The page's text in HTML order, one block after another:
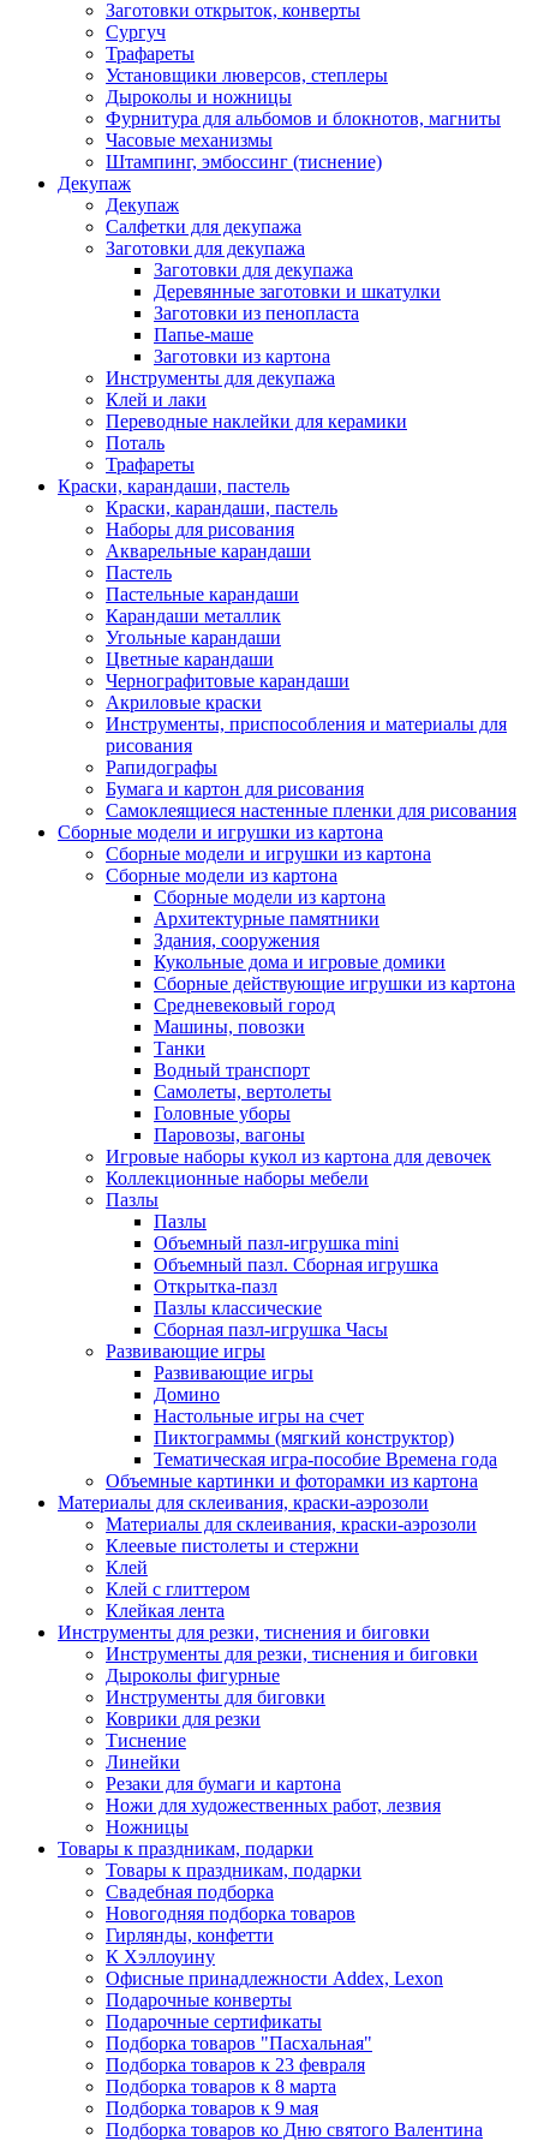
Заготовки открыток, конверты
Сургуч
Трафареты
Установщики люверсов, степлеры
Дыроколы и ножницы
Фурнитура для альбомов и блокнотов, магниты
Часовые механизмы
Штампинг, эмбоссинг (тиснение)
Декупаж
Декупаж
Салфетки для декупажа
Заготовки для декупажа
Заготовки для декупажа
Деревянные заготовки и шкатулки
Заготовки из пенопласта
Папье-маше
Заготовки из картона
Инструменты для декупажа
Клей и лаки
Переводные наклейки для керамики
Поталь
Трафареты
Краски, карандаши, пастель
Краски, карандаши, пастель
Наборы для рисования
Акварельные карандаши
Пастель
Пастельные карандаши
Карандаши металлик
Угольные карандаши
Цветные карандаши
Чернографитовые карандаши
Акриловые краски
Инструменты, приспособления и материалы для
рисования
Рапидографы
Бумага и картон для рисования
Самоклеящиеся настенные пленки для рисования
Сборные модели и игрушки из картона
Сборные модели и игрушки из картона
Сборные модели из картона
Сборные модели из картона
Архитектурные памятники
Здания, сооружения
Кукольные дома и игровые домики
Сборные действующие игрушки из картона
Средневековый город
Машины, повозки
Танки
Водный транспорт
Самолеты, вертолеты
Головные уборы
Паровозы, вагоны
Игровые наборы кукол из картона для девочек
Коллекционные наборы мебели
Пазлы
Пазлы
Объемный пазл-игрушка mini
Объемный пазл. Сборная игрушка
Открытка-пазл
Пазлы классические
Сборная пазл-игрушка Часы
Развивающие игры
Развивающие игры
Домино
Настольные игры на счет
Пиктограммы (мягкий конструктор)
Тематическая игра-пособие Времена года
Объемные картинки и фоторамки из картона
Материалы для склеивания, краски-аэрозоли
Материалы для склеивания, краски-аэрозоли
Клеевые пистолеты и стержни
Клей
Клей с глиттером
Клейкая лента
Инструменты для резки, тиснения и биговки
Инструменты для резки, тиснения и биговки
Дыроколы фигурные
Инструменты для биговки
Коврики для резки
Тиснение
Линейки
Резаки для бумаги и картона
Ножи для художественных работ, лезвия
Ножницы
Товары к праздникам, подарки
Товары к праздникам, подарки
Свадебная подборка
Новогодняя подборка товаров
Гирлянды, конфетти
К Хэллоуину
Офисные принадлежности Addex, Lexon
Подарочные конверты
Подарочные сертификаты
Подборка товаров "Пасхальная"
Подборка товаров к 23 февраля
Подборка товаров к 8 марта
Подборка товаров к 9 мая
Подборка товаров ко Дню святого Валентина